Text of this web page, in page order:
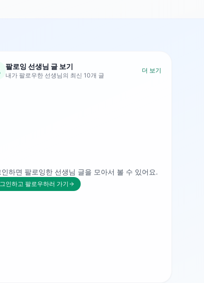
팔로잉 선생님 글 보기
내가 팔로우한 선생님의 최신 10개 글
더 보기
인하면 팔로잉한 선생님 글을 모아서 볼 수 있어요.
인하고 팔로우하러 가기